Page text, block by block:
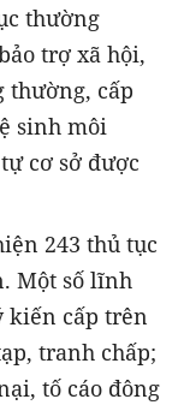
thường
trợ xã hội,
thường, cấp
sinh môi
cơ sở được
243 thủ tục
Một số lĩnh
kiến cấp trên
tranh chấp;
tố cáo đông